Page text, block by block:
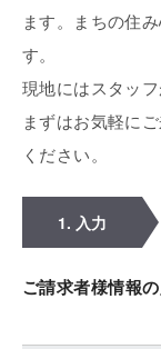
ます。まちの住
す。
現地にはスタッ
まずはお気軽に
ください。
1. 入力
ご請求者様情報